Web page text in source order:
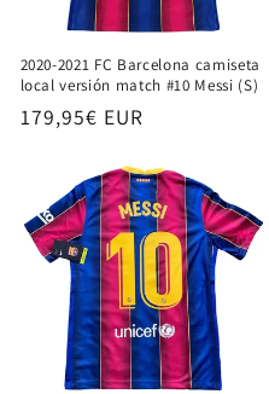
2020-2021 FC Barcelona camiseta
local versión match #10 Messi (S)
Precio
179,95€ EUR